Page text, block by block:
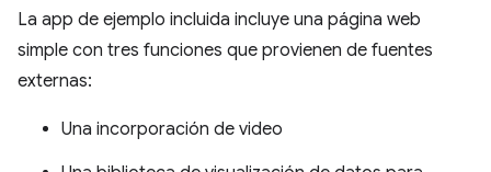
La app de ejemplo incluida incluye una página web
simple con tres funciones que provienen de fuentes
externas:
Una incorporación de video